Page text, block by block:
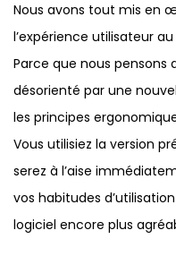
Nous avons tout mis en
l’expérience utilisateur
Parce que nous pensons
désorienté par une
les principes
Vous utilisiez la version
serez à l’aise
vos habitudes
logiciel encore plus